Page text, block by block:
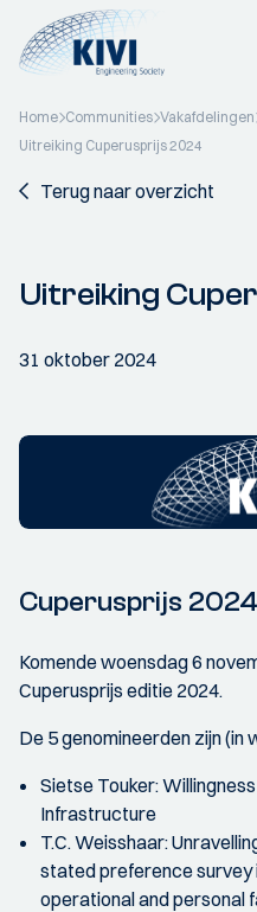
Home Communities Vakafdelingen
Uitreiking Cuperusprijs 2024
Terug naar overzicht
Uitreiking
31 oktober 2024
Cuperusprijs 2024
Komende woensdag 6
Cuperusprijs editie 2024.
De 5 genomineerden zijn (in
Sietse Touker:
Infrastructure
T.C. Weisshaar:
stated preference survey
operational and personal